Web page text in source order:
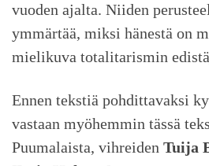
vuoden ajalta. Niiden
ymmärtää, miksi hänestä on
mielikuva totalitarismin
Ennen tekstiä pohdittavaksi
vastaan myöhemmin tässä
Puumalaista, vihreiden Tuija